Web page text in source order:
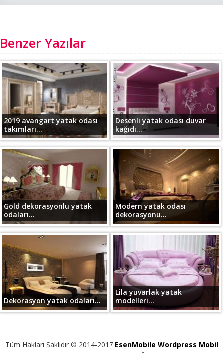
Benzer Yazılar
2019 avangart yatak odası
takımları...
Desenli yatak odası duvar
kağıdı...
Gold dekorasyonlu yatak
odaları...
Modern yatak odası
dekorasyonu...
Dekorasyon yatak odaları...
Lila yuvarlak yatak
modelleri...
Tüm Hakları Saklıdır © 2014-2017 EsenMobile Wordpress Mobil